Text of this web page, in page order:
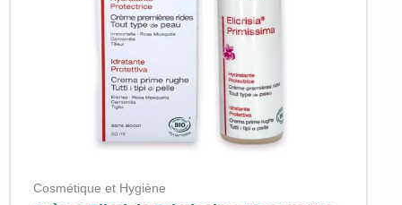
Cosmétique et Hygiène